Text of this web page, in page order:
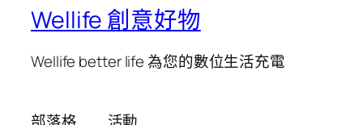
Wellife 創意好物
Wellife better life 為您的數位生活充電